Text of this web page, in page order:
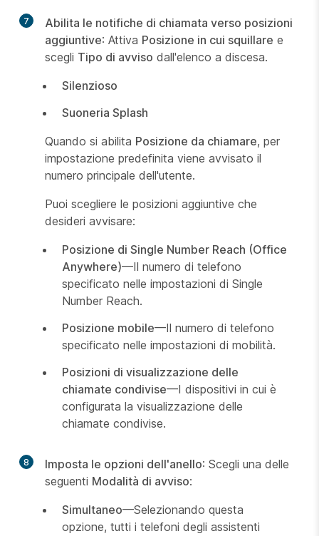
7
Abilita le notifiche di chiamata verso posizioni
aggiuntive: Attiva Posizione in cui squillare e
scegli Tipo di avviso dall'elenco a discesa.
Silenzioso
Suoneria Splash
Quando si abilita Posizione da chiamare, per
impostazione predefinita viene avvisato il
numero principale dell'utente.
Puoi scegliere le posizioni aggiuntive che
desideri avvisare:
Posizione di Single Number Reach (Office
Anywhere)—Il numero di telefono
specificato nelle impostazioni di Single
Number Reach.
Posizione mobile—Il numero di telefono
specificato nelle impostazioni di mobilità.
Posizioni di visualizzazione delle
chiamate condivise—I dispositivi in cui è
configurata la visualizzazione delle
chiamate condivise.
8 Imposta le opzioni dell'anello: Scegli una delle
seguenti Modalità di avviso:
Simultaneo—Selezionando questa
opzione, tutti i telefoni degli assistenti